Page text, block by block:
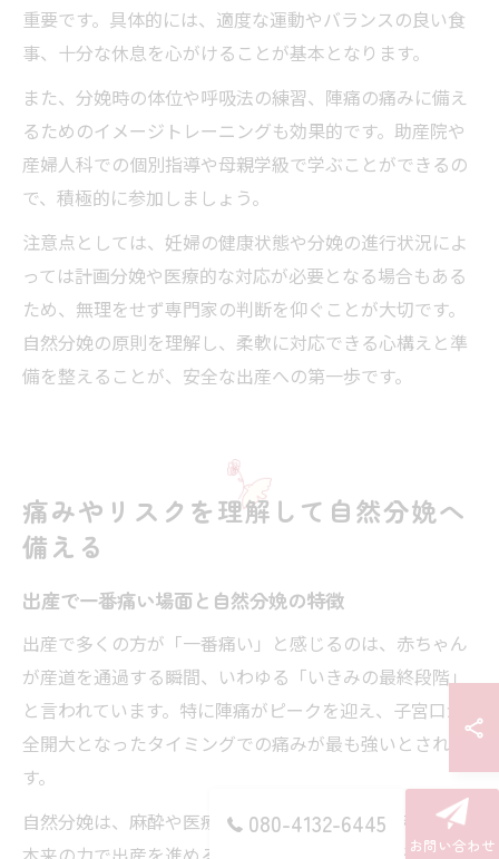
重要です。具体的には、適度な運動やバランスの良い食
事、十分な休息を心がけることが基本となります。
また、分娩時の体位や呼吸法の練習、陣痛の痛みに備え
るためのイメージトレーニングも効果的です。助産院や
産婦人科での個別指導や母親学級で学ぶことができるの
で、積極的に参加しましょう。
注意点としては、妊婦の健康状態や分娩の進行状況によ
っては計画分娩や医療的な対応が必要となる場合もある
ため、無理をせず専門家の判断を仰ぐことが大切です。
自然分娩の原則を理解し、柔軟に対応できる心構えと準
備を整えることが、安全な出産への第一歩です。
痛みやリスクを理解して自然分娩へ
備える
出産で一番痛い場面と自然分娩の特徴
出産で多くの方が「一番痛い」と感じるのは、赤ちゃん
が産道を通過する瞬間、いわゆる「いきみの最終段階」
と言われています。特に陣痛がピークを迎え、子宮口が
全開大となったタイミングでの痛みが最も強いとされま
す。
自然分娩は、麻酔や医療的な介入を最小限に抑え、身体
080-4132-6445
お問い合わせ